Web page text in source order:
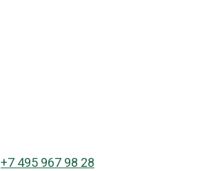
+7 495 967 98 28